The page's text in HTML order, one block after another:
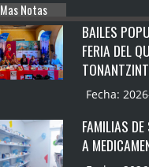
Mas Notas
BAILES
FERIA DEL
Fecha:
FAMILIAS DE
A